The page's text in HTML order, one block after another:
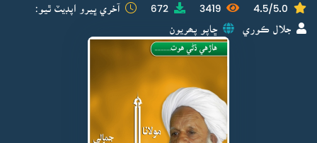
4.5/5.0
3419
672 آخري ڀيرو اپڊيٽ ٿيو:
جلال ڪوري ڇاپو پھريون